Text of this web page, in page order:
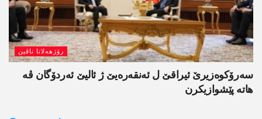
رۆژھەلاتا ناڤین
سەرۆکوەزیرێ ئیراقێ ل ئەنقەرەیێ ژ ئالیێ ئەردۆگان ڤە
ھاتە پێشوازیکرن